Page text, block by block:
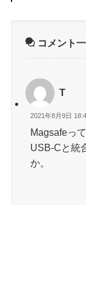
コメント
T
2021年8月9日
Magsafeっ
USB-Cと統
か。